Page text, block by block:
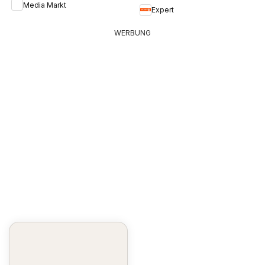
Media Markt
Expert
WERBUNG